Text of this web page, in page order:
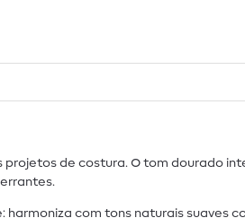
de costura. O tom dourado
com tons naturais suaves